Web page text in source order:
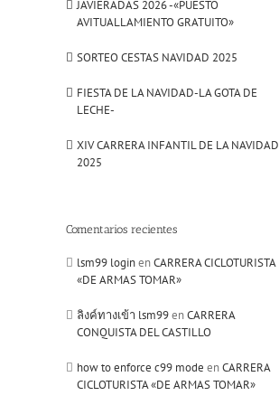
JAVIERADAS 2026 -«PUESTO
AVITUALLAMIENTO GRATUITO»
SORTEO CESTAS NAVIDAD 2025
FIESTA DE LA NAVIDAD-LA GOTA DE
LECHE-
XIV CARRERA INFANTIL DE LA NAVIDAD
2025
Comentarios recientes
lsm99 loginenCARRERA CICLOTURISTA
«DE ARMAS TOMAR»
ลิงค์ทางเข้า lsm99enCARRERA
CONQUISTA DEL CASTILLO
how to enforce c99 mode enCARRERA
CICLOTURISTA «DE ARMAS TOMAR»